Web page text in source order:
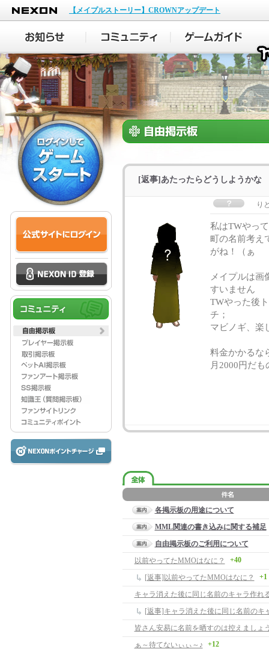
NEXON
【メイプルストーリー】CROWNアップデート
[返事]あたったらどうしようかな
り
私はTWやっ
町の名前考え
がね！（ぁ
メイプルは画
すいません
TWやった後
チ；
マビノギ、楽
料金かかるな
月2000円だ
各掲示板の用途について
MML関連の書き込みに関する補足
自由掲示板のご利用について
以前やってたMMOはなに？
+40
[返事]以前やってたMMOはなに？ +1
キャラ消えた後に同じ名前のキャラ作れ
[返事]キャラ消えた後に同じ名前のキ
皆さん安易に名前を晒すのは控えましょ
ぁ～待てないぃぃ～♪
+12